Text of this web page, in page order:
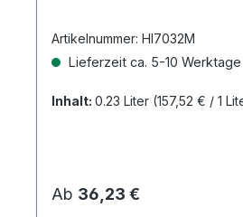
Artikelnummer: HI7032M
Lieferzeit ca. 5-10 Werktage
Inhalt: 0.23 Liter (157,52 € / 1
Regulärer Preis:
Ab 36,23 €